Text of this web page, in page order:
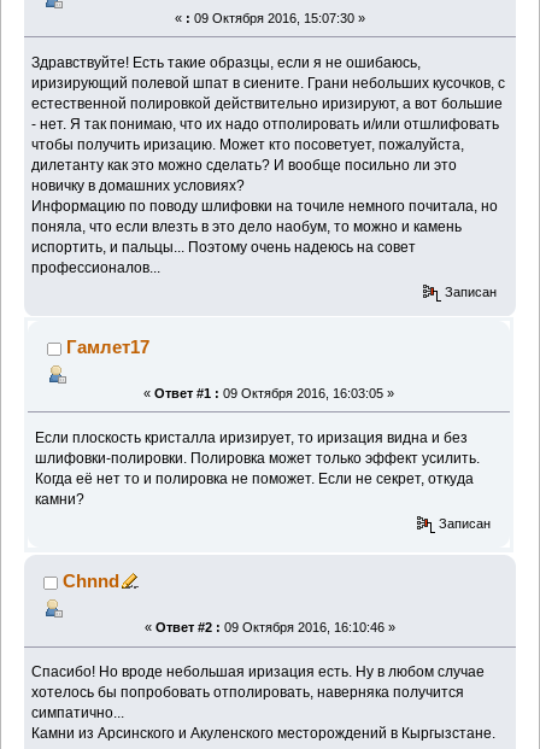
« : 09 Октября 2016, 15:07:30 »
Здравствуйте! Есть такие образцы, если я не ошибаюсь,
иризирующий полевой шпат в сиените. Грани небольших кусочков, с
естественной полировкой действительно иризируют, а вот большие
- нет. Я так понимаю, что их надо отполировать и/или отшлифовать
чтобы получить иризацию. Может кто посоветует, пожалуйста,
дилетанту как это можно сделать? И вообще посильно ли это
новичку в домашних условиях?
Информацию по поводу шлифовки на точиле немного почитала, но
поняла, что если влезть в это дело наобум, то можно и камень
испортить, и пальцы... Поэтому очень надеюсь на совет
профессионалов...
Записан
Гамлет17
« Ответ #1 : 09 Октября 2016, 16:03:05 »
Если плоскость кристалла иризирует, то иризация видна и без
шлифовки-полировки. Полировка может только эффект усилить.
Когда её нет то и полировка не поможет. Если не секрет, откуда
камни?
Записан
Chnnd
« Ответ #2 : 09 Октября 2016, 16:10:46 »
Спасибо! Но вроде небольшая иризация есть. Ну в любом случае
хотелось бы попробовать отполировать, наверняка получится
симпатично...
Камни из Арсинского и Акуленского месторождений в Кыргызстане.